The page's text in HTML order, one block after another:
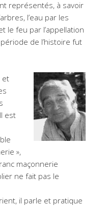
représentés, à savoir
l’eau par les
le feu par l’appellation
de l’histoire fut
et
est
»,
maçonnerie
ne fait pas le
il parle et pratique